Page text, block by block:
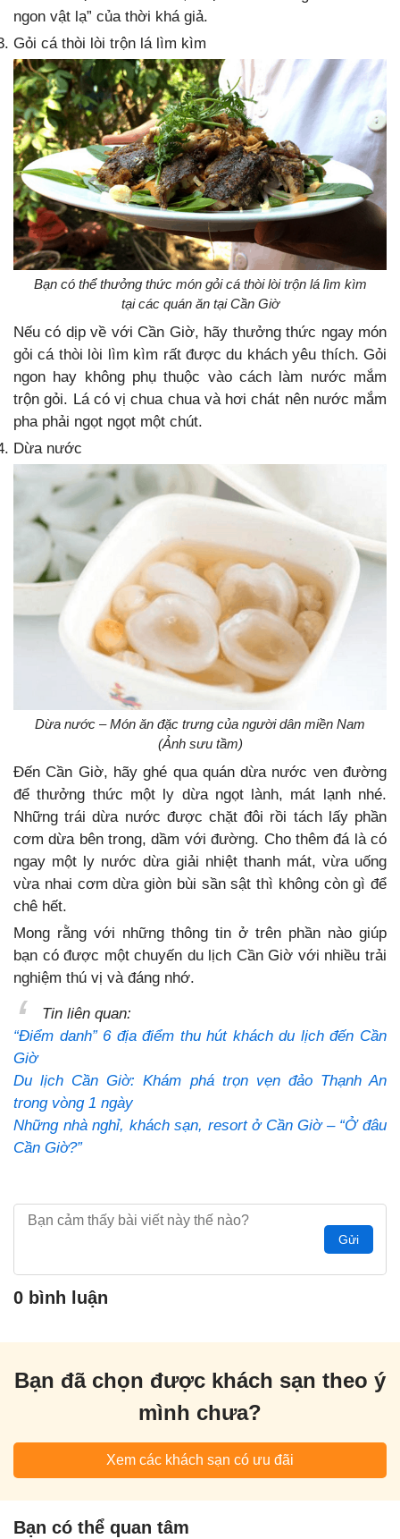
ngon vật lạ” của thời khá giả.
Gỏi cá thòi lòi trộn lá lìm kìm
Bạn có thể thưởng thức món gỏi cá thòi lòi trộn lá lìm kìm
tại các quán ăn tại Cần Giờ
Nếu có dịp về với Cần Giờ, hãy thưởng thức ngay món
gỏi cá thòi lòi lìm kìm rất được du khách yêu thích. Gỏi
ngon hay không phụ thuộc vào cách làm nước mắm
trộn gỏi. Lá có vị chua chua và hơi chát nên nước mắm
pha phải ngọt ngọt một chút.
Dừa nước
Dừa nước – Món ăn đặc trưng của người dân miền Nam
(Ảnh sưu tầm)
Đến Cần Giờ, hãy ghé qua quán dừa nước ven đường
để thưởng thức một ly dừa ngọt lành, mát lạnh nhé.
Những trái dừa nước được chặt đôi rồi tách lấy phần
cơm dừa bên trong, dầm với đường. Cho thêm đá là có
ngay một ly nước dừa giải nhiệt thanh mát, vừa uống
vừa nhai cơm dừa giòn bùi sần sật thì không còn gì để
chê hết.
Mong rằng với những thông tin ở trên phần nào giúp
bạn có được một chuyến du lịch Cần Giờ với nhiều trải
nghiệm thú vị và đáng nhớ.
Tin liên quan:
“Điểm danh” 6 địa điểm thu hút khách du lịch đến Cần
Giờ
Du lịch Cần Giờ: Khám phá trọn vẹn đảo Thạnh An
trong vòng 1 ngày
Những nhà nghỉ, khách sạn, resort ở Cần Giờ – “Ở đâu
Cần Giờ?”
Gửi
0 bình luận
Bạn đã chọn được khách sạn theo ý
mình chưa?
Xem các khách sạn có ưu đãi
Bạn có thể quan tâm